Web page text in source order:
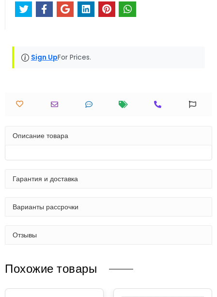
Sign UpFor Prices.
Описание товара
Гарантия и доставка
Варианты рассрочки
Отзывы
Похожие товары